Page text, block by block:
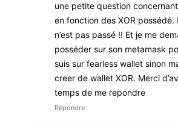
une petite question
en fonction des XOR possédé.
n’est pas passé !! Et je me
posséder sur son metamask
suis sur fearless wallet sinon
creer de wallet XOR. Merci
temps de me repondre
Répondre